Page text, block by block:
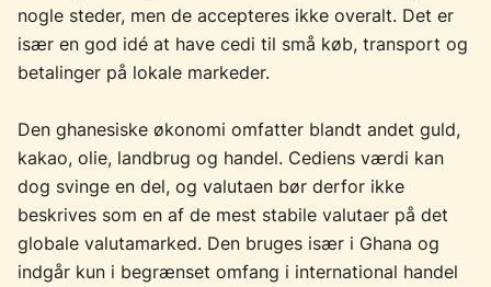
nogle steder, men de accepteres ikke overalt. Det er
især en god idé at have cedi til små køb, transport og
betalinger på lokale markeder.
Den ghanesiske økonomi omfatter blandt andet guld,
kakao, olie, landbrug og handel. Cediens værdi kan
dog svinge en del, og valutaen bør derfor ikke
beskrives som en af de mest stabile valutaer på det
globale valutamarked. Den bruges især i Ghana og
indgår kun i begrænset omfang i international handel